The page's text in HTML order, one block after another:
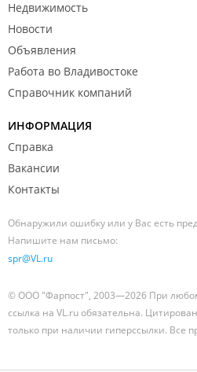
Недвижимость
Новости
Объявления
Работа во Владивостоке
Справочник компаний
ИНФОРМАЦИЯ
Справка
Вакансии
Контакты
Обнаружили ошибку или у Вас есть
Напишите нам письмо:
spr@VL.ru
© ООО "Фарпост", 2003—2026 При
ссылка на VL.ru обязательна.
только при наличии гиперссылки. Все